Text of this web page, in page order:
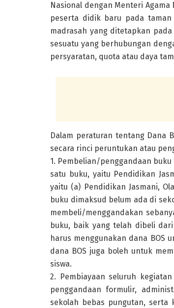
Nasional dengan Menteri
peserta didik baru pada
madrasah yang ditetapkan
sesuatu yang berhubungan
persyaratan, quota atau daya
Dalam peraturan tentang Dana
secara rinci peruntukan atau
1. Pembelian/penggandaan
satu buku, yaitu Pendidikan
yaitu (a) Pendidikan Jasmani,
buku dimaksud belum ada di
membeli/menggandakan
buku, baik yang telah dibeli
harus menggunakan dana BOS
dana BOS juga boleh untuk
siswa.
2. Pembiayaan seluruh
penggandaan formulir,
sekolah bebas pungutan, serta